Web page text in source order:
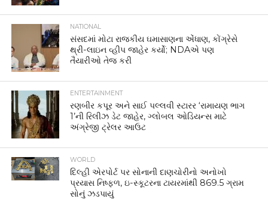
NATIONAL
સંસદમાં મોટા રાજકીય ઘમાસાણના એંધાણ, કોંગ્રેસે
થ્રી-લાઇન વ્હીપ જાહેર કર્યો; NDAએ પણ
તૈયારીઓ તેજ કરી
ENTERTAINMENT
રણબીર કપૂર અને સાઈ પલ્લવી સ્ટારર ‘રામાયણ ભાગ
1’ની રિલીઝ ડેટ જાહેર, ગ્લોબલ ઓડિયન્સ માટે
અંગ્રેજી ટ્રેલર આઉટ
WORLD
દિલ્હી એરપોર્ટ પર સોનાની દાણચોરીનો અનોખો
પ્રયાસ નિષ્ફળ, ઇ-સ્કૂટરના ટાયરમાંથી 869.5 ગ્રામ
સોનું ઝડપાયું